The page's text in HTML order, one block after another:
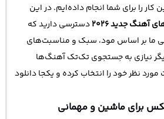
کار را برای شما انجام داده‌ایم. در این
آهنگ جدید ۲۰۲۶
دسترسی دارید که
ما بر اساس مود، سبک و مناسبت‌های
نیازی به جستجوی تک‌تک آهنگ‌ها
نظر خود را انتخاب کرده و یکجا دانلود
برای ماشین و مهمانی